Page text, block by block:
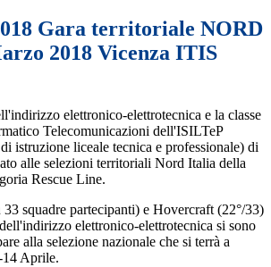
Gara territoriale NORD
2018 Vicenza ITIS
elettronico-elettrotecnica e la classe
Telecomunicazioni dell'ISILTeP
istruzione liceale tecnica e professionale) di
alle selezioni territoriali Nord Italia della
Rescue Line.
squadre partecipanti) e Hovercraft (22°/33)
elettronico-elettrotecnica si sono
alla selezione nazionale che si terrà a
14 Aprile.